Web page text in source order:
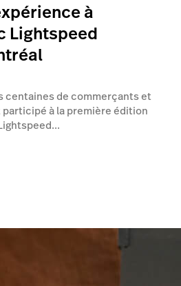
à
Lightspeed
centaines de commerçants et
à la première édition